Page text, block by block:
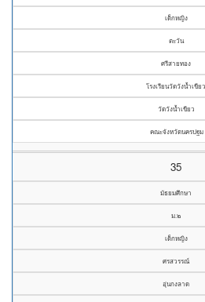
เด็กหญิง
ตะวัน
ศรีสายทอง
โรงเรียนวัดวังน้ำเขียว
วัดวังน้ำเขียว
คณะจังหวัดนครปฐม
35
มัธยมศึกษา
ม.๒
เด็กหญิง
ศรสวรรณ์
อุ่นกงลาด